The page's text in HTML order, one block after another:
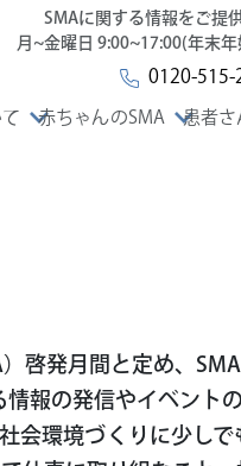
SMAに関する情報をご提
月~金曜日 9:00~17:00(年末
0120-515-
赤ちゃんのSMA 患者さ
啓発月間と定め、
報の発信やイベン
会環境づくりに少し